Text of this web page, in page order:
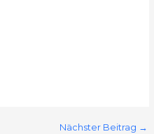
Nächster Beitrag →